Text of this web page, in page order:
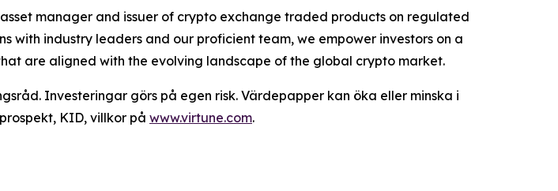
manager and issuer of crypto exchange traded products on regulated
with industry leaders and our proficient team, we empower investors on a
are aligned with the evolving landscape of the global crypto market.
Investeringar görs på egen risk. Värdepapper kan öka eller minska i
KID, villkor på www.virtune.com.